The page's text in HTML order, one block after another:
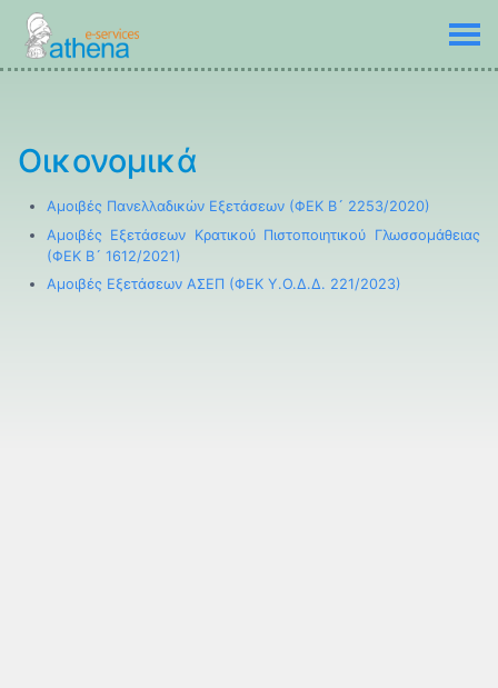
Οικονομικά
Αμοιβές Πανελλαδικών Εξετάσεων (ΦΕΚ Β´ 2253/2020)
Αμοιβές Εξετάσεων Κρατικού Πιστοποιητικού Γλωσσομάθειας
(ΦΕΚ Β´ 1612/2021)
Αμοιβές Εξετάσεων ΑΣΕΠ (ΦΕΚ Υ.Ο.Δ.Δ. 221/2023)